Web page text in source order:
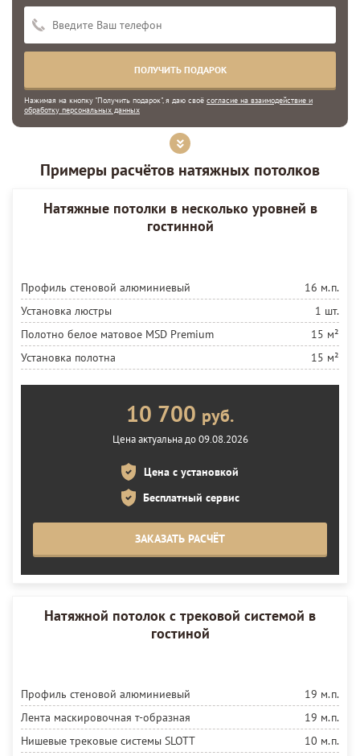
Нажимая на кнопку "Получить подарок", я даю своё согласие на взаимодействие и
обработку персональных данных
Примеры расчётов натяжных потолков
Натяжные потолки в несколько уровней в
гостинной
Профиль стеновой алюминиевый
16 м.п.
Установка люстры
1 шт.
Полотно белое матовое MSD Premium
15 м²
Установка полотна
15 м²
10 700 руб.
Цена актуальна до 09.08.2026
Цена с установкой
Бесплатный сервис
ЗАКАЗАТЬ РАСЧЁТ
Натяжной потолок с трековой системой в
гостиной
Профиль стеновой алюминиевый
19 м.п.
Лента маскировочная т-образная
19 м.п.
Нишевые трековые системы SLOTT
10 м.п.